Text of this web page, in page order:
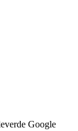
Google